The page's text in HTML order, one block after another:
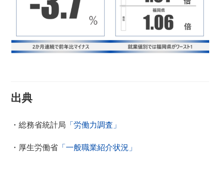
出典
・総務省統計局 「労働力調査」
・厚生労働省 「一般職業紹介状況」